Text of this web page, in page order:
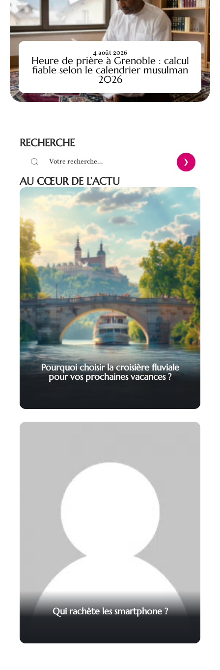
Heure de prière à Grenoble : calcul
fiable selon le calendrier musulman
2026
4 août 2026
RECHERCHE
AU CŒUR DE L’ACTU
Pourquoi choisir la croisière fluviale
pour vos prochaines vacances ?
Qui rachète les smartphone ?